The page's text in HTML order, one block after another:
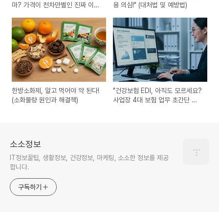
마? 가격이 천차만별인 진짜 이유
용 의심!" (대처법 및 예방법)
한방소화제, 알고 먹어야 약 된다!
(소화불량 원인과 해결책)
"건강보험 EDI, 아직도 모르세요?
사업장 4대 보험 업무 초간단 해
소소정보
IT정보꿀팁, 생활정보, 건강정보, 마케팅, 소소한 정보를 제공
합니다.
구독하기